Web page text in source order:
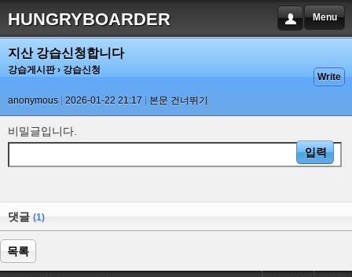
HUNGRYBOARDER Menu
지산 강습신청합니다
강습게시판› 강습신청
anonymous 2026-01-22 21:17 본문 건너뛰기
Write
비밀글입니다.
댓글 (1)
목록